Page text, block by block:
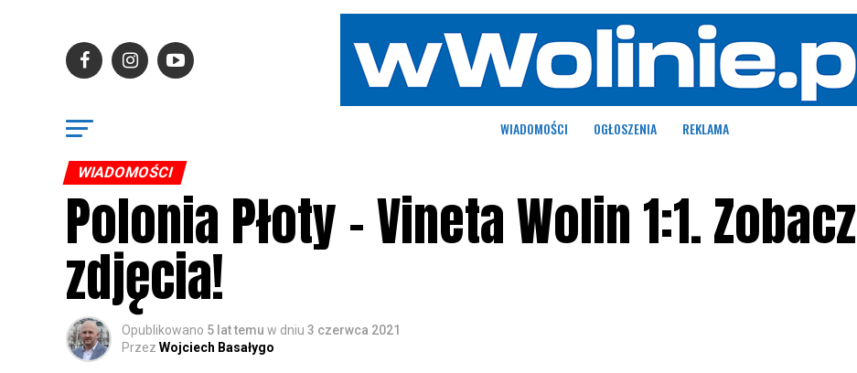
WIADOMOŚCI OGŁOSZENIA REKLAMA
WIADOMOŚCI
Polonia Płoty – Vineta Wolin 1:1. Zobacz
zdjęcia!
Opublikowano 5 lat temu w dniu 3 czerwca 2021
Przez Wojciech Basałygo